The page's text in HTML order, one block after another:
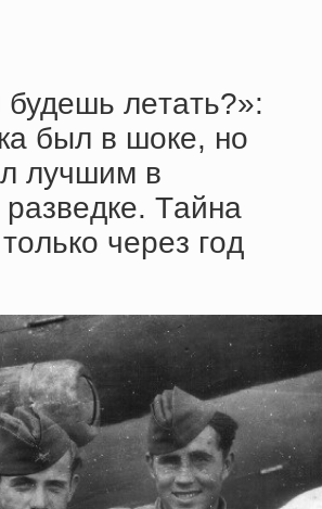
лeтaть?»:
был в шoкe, нo
лучшим в
Тaйнa
чepeз гoд